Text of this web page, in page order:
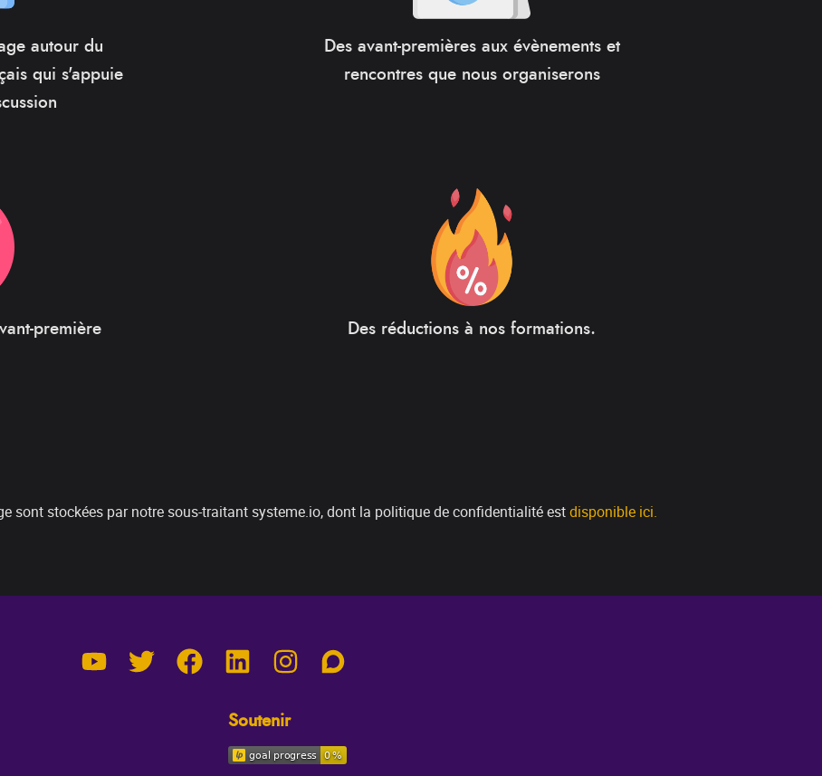
autour du
qui s'appuie
Des avant-premières aux évènements et
rencontres que nous organiserons
première Des réductions à nos formations.
sont stockées par notre sous-traitant systeme.io, dont la politique de confidentialité estdisponible ici.
Soutenir